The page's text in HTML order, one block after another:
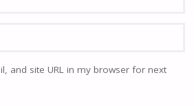
and site URL in my browser for next